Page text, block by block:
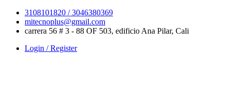
3108101820 / 3046380369
mitecnoplus@gmail.com
carrera 56 # 3 - 88 OF 503, edificio Ana Pilar, Cali
Login / Register